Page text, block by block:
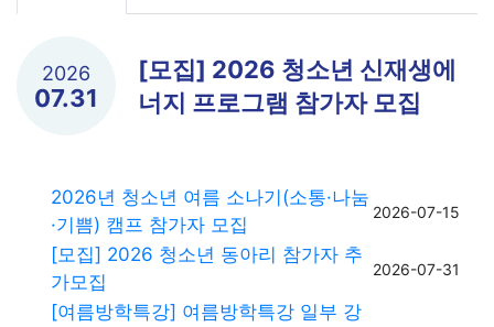
2026
07.31
[모집] 2026 청소년 신재생에
너지 프로그램 참가자 모집
2026년 청소년 여름 소나기(소통·나눔
·기쁨) 캠프 참가자 모집
2026-07-15
[모집] 2026 청소년 동아리 참가자 추
가모집
2026-07-31
[여름방학특강] 여름방학특강 일부 강